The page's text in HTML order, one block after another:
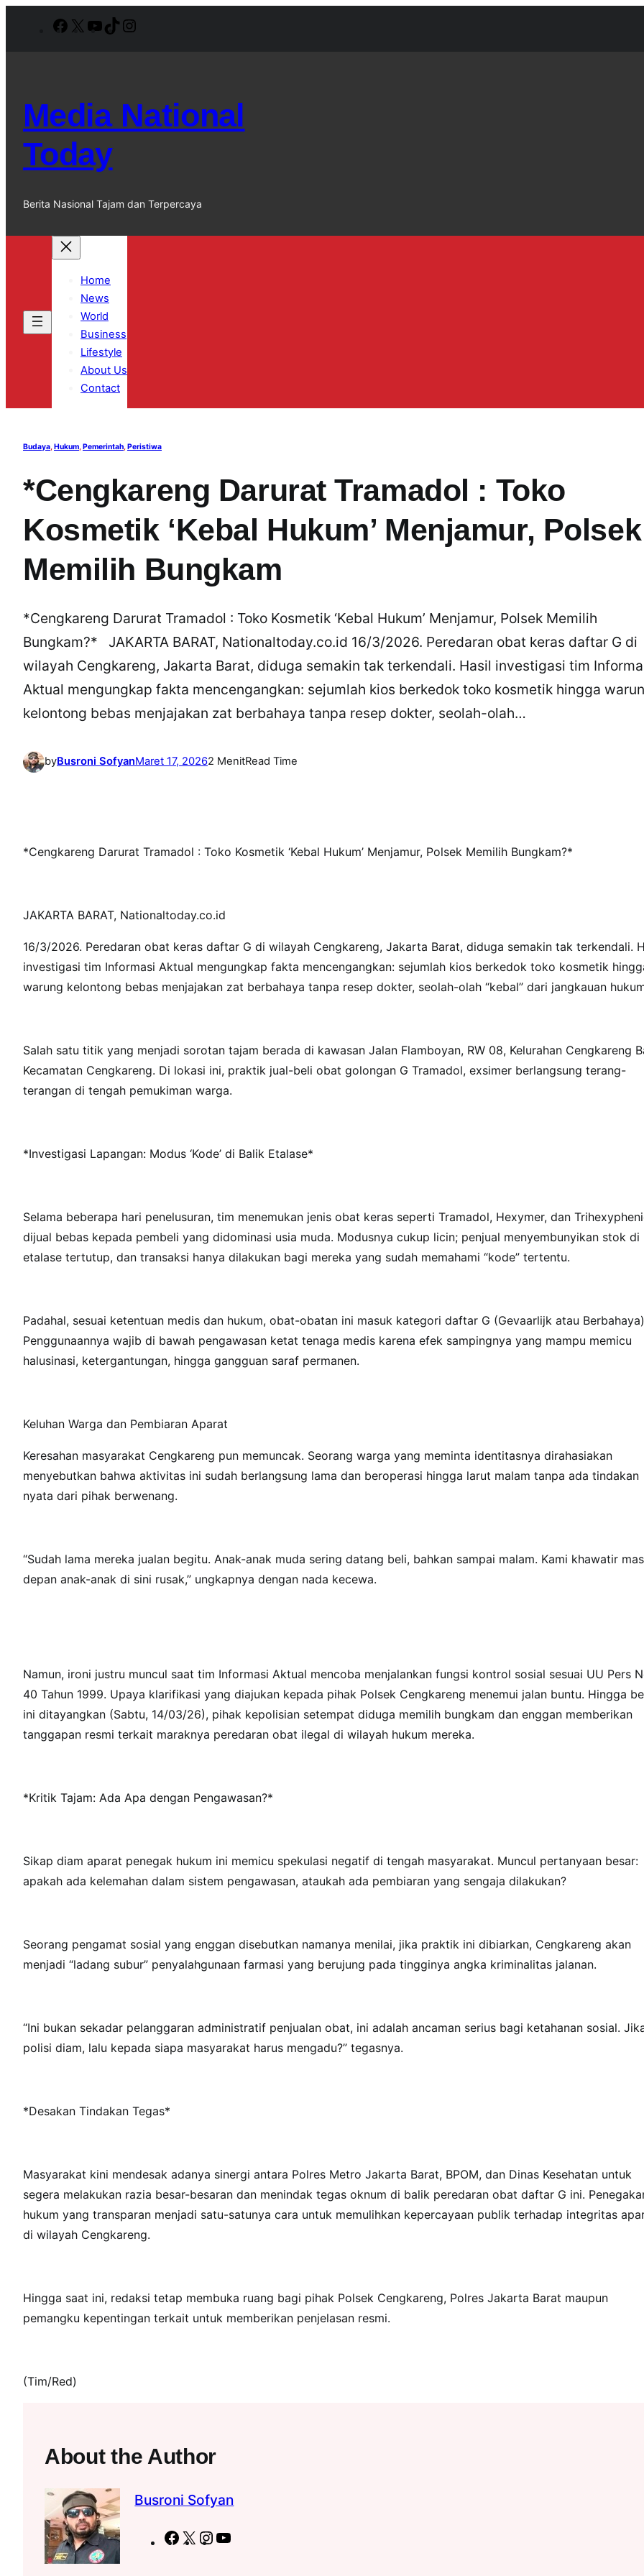
Facebook
X YouTube
TikTok
Media National
Today
Berita Nasional Tajam dan Terpercaya
Home
News
World
Business
Lifestyle
About Us
Contact
Budaya, Hukum, Pemerintah, Peristiwa
*Cengkareng Darurat Tramadol : Toko
Kosmetik ‘Kebal Hukum’ Menjamur, Polsek
Memilih Bungkam
*Cengkareng Darurat Tramadol : Toko Kosmetik ‘Kebal Hukum’ Menjamur, Polsek Memilih
Bungkam?* JAKARTA BARAT, Nationaltoday.co.id 16/3/2026. Peredaran obat keras daftar G di
wilayah Cengkareng, Jakarta Barat, diduga semakin tak terkendali. Hasil investigasi tim
Aktual mengungkap fakta mencengangkan: sejumlah kios berkedok toko kosmetik hingga
kelontong bebas menjajakan zat berbahaya tanpa resep dokter, seolah-olah…
byBusroni SofyanMaret 17, 20262 MenitRead Time
*Cengkareng Darurat Tramadol : Toko Kosmetik ‘Kebal Hukum’ Menjamur, Polsek Memilih Bungkam?*
JAKARTA BARAT, Nationaltoday.co.id
16/3/2026. Peredaran obat keras daftar G di wilayah Cengkareng, Jakarta Barat, diduga semakin tak terkendali.
investigasi tim Informasi Aktual mengungkap fakta mencengangkan: sejumlah kios berkedok toko kosmetik
warung kelontong bebas menjajakan zat berbahaya tanpa resep dokter, seolah-olah “kebal” dari jangkauan
Salah satu titik yang menjadi sorotan tajam berada di kawasan Jalan Flamboyan, RW 08, Kelurahan Cengkareng
Kecamatan Cengkareng. Di lokasi ini, praktik jual-beli obat golongan G Tramadol, exsimer berlangsung terang-
terangan di tengah pemukiman warga.
*Investigasi Lapangan: Modus ‘Kode’ di Balik Etalase*
Selama beberapa hari penelusuran, tim menemukan jenis obat keras seperti Tramadol, Hexymer, dan
dijual bebas kepada pembeli yang didominasi usia muda. Modusnya cukup licin; penjual menyembunyikan stok di
etalase tertutup, dan transaksi hanya dilakukan bagi mereka yang sudah memahami “kode” tertentu.
Padahal, sesuai ketentuan medis dan hukum, obat-obatan ini masuk kategori daftar G (Gevaarlijk atau
Penggunaannya wajib di bawah pengawasan ketat tenaga medis karena efek sampingnya yang mampu memicu
halusinasi, ketergantungan, hingga gangguan saraf permanen.
Keluhan Warga dan Pembiaran Aparat
Keresahan masyarakat Cengkareng pun memuncak. Seorang warga yang meminta identitasnya dirahasiakan
menyebutkan bahwa aktivitas ini sudah berlangsung lama dan beroperasi hingga larut malam tanpa ada tindakan
nyata dari pihak berwenang.
“Sudah lama mereka jualan begitu. Anak-anak muda sering datang beli, bahkan sampai malam. Kami khawatir
depan anak-anak di sini rusak,” ungkapnya dengan nada kecewa.
Namun, ironi justru muncul saat tim Informasi Aktual mencoba menjalankan fungsi kontrol sosial sesuai UU Pers
40 Tahun 1999. Upaya klarifikasi yang diajukan kepada pihak Polsek Cengkareng menemui jalan buntu. Hingga
ini ditayangkan (Sabtu, 14/03/26), pihak kepolisian setempat diduga memilih bungkam dan enggan memberikan
tanggapan resmi terkait maraknya peredaran obat ilegal di wilayah hukum mereka.
*Kritik Tajam: Ada Apa dengan Pengawasan?*
Sikap diam aparat penegak hukum ini memicu spekulasi negatif di tengah masyarakat. Muncul pertanyaan besar:
apakah ada kelemahan dalam sistem pengawasan, ataukah ada pembiaran yang sengaja dilakukan?
Seorang pengamat sosial yang enggan disebutkan namanya menilai, jika praktik ini dibiarkan, Cengkareng akan
menjadi “ladang subur” penyalahgunaan farmasi yang berujung pada tingginya angka kriminalitas jalanan.
“Ini bukan sekadar pelanggaran administratif penjualan obat, ini adalah ancaman serius bagi ketahanan sosial.
polisi diam, lalu kepada siapa masyarakat harus mengadu?” tegasnya.
*Desakan Tindakan Tegas*
Masyarakat kini mendesak adanya sinergi antara Polres Metro Jakarta Barat, BPOM, dan Dinas Kesehatan untuk
segera melakukan razia besar-besaran dan menindak tegas oknum di balik peredaran obat daftar G ini.
hukum yang transparan menjadi satu-satunya cara untuk memulihkan kepercayaan publik terhadap integritas
di wilayah Cengkareng.
Hingga saat ini, redaksi tetap membuka ruang bagi pihak Polsek Cengkareng, Polres Jakarta Barat maupun
pemangku kepentingan terkait untuk memberikan penjelasan resmi.
(Tim/Red)
About the Author
Busroni Sofyan
F
X
I